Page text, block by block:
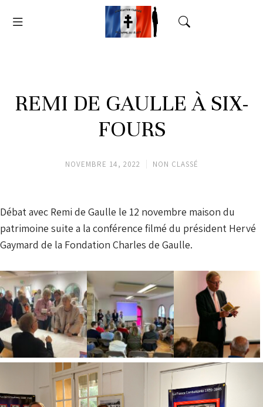
REMI DE GAULLE À SIX-
FOURS
NOVEMBRE 14, 2022 NON CLASSÉ
Débat avec Remi de Gaulle le 12 novembre maison du
patrimoine suite a la conférence filmé du président Hervé
Gaymard de la Fondation Charles de Gaulle.